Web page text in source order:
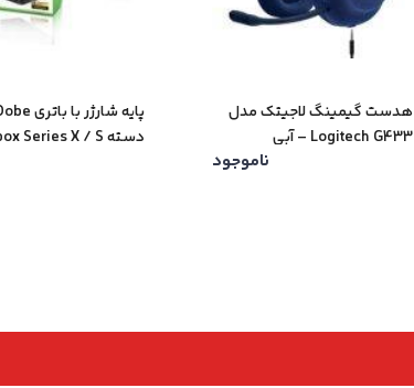
هدست گیمینگ لاجیتک مدل
Logitech G433 – آبی
ناموجود
دسته Xbox Series X / S